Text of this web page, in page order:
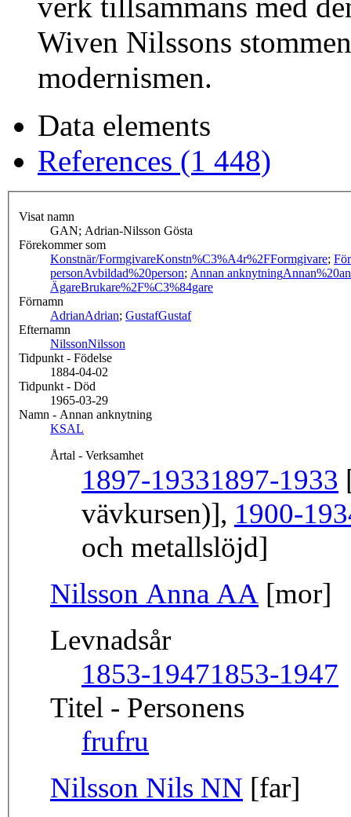
verk tillsammans med
Wiven Nilssons
modernismen.
Data elements
References (1 448)
Visat namn
GAN; Adrian-Nilsson Gösta
Förekommer som
Konstnär/FormgivareKonstn%C3%A4r%2FFormgivare;
personAvbildad%20person; Annan anknytning
ÄgareBrukare%2F%C3%84gare
Förnamn
AdrianAdrian; GustafGustaf
Efternamn
NilssonNilsson
Tidpunkt - Födelse
1884-04-02
Tidpunkt - Död
1965-03-29
Namn - Annan anknytning
KSAL
Årtal - Verksamhet
1897-19331897-1933
vävkursen)], 1900-
och metallslöjd]
Nilsson Anna AA [mor]
Levnadsår
1853-19471853-1947
Titel - Personens
frufru
Nilsson Nils NN [far]